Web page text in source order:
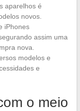
aparelhos é
novos.
iPhones
assim uma
nova.
modelos e
e
o meio